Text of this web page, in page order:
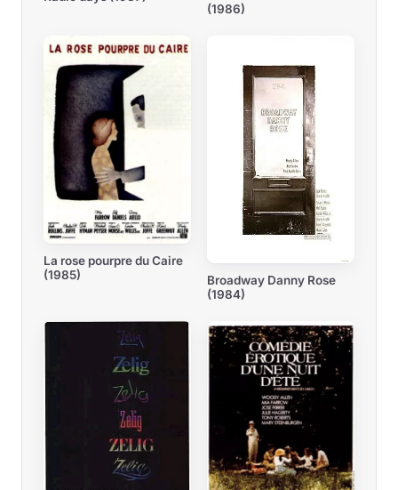
(1986)
La rose pourpre du Caire
(1985)
Broadway Danny Rose
(1984)